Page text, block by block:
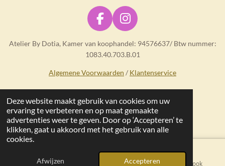
Deze website maakt gebruik van cookies om uw
ervaring te verbeteren en op maat gemaakte
advertenties weer te geven. Door op ‘Accepteren’ te
klikken, gaat u akkoord met het gebruik van alle
cookies.
Afwijzen Accepteren
F
c
e
b
o
k
I
s
t
a
a
m
Atelier By Dotia, Kamer van koophandel: 94576637/ Btw nummer:
1083.40.703.B.01
Algemene Voorwaarden / Klantenservice
© 2025 - 2026 Atelier By Dotia
E-mailadres Kaart Facebook